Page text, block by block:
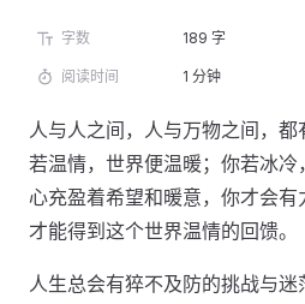
字数 189 字
阅读时间 1 分钟
人与人之间，人与万物之间，
若温情，世界便温暖；你若冰
心充盈着希望和暖意，你才会
才能得到这个世界温情的回馈。
人生总会有猝不及防的挑战与